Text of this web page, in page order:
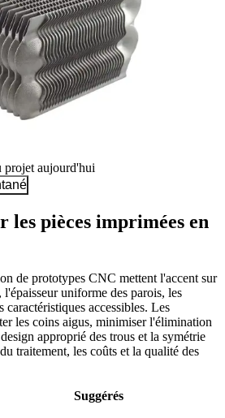
projet aujourd'hui
les pièces imprimées en
de prototypes CNC mettent l'accent sur
uniforme des parois, les
caractéristiques accessibles. Les
les coins aigus, minimiser l'élimination
approprié des trous et la symétrie
traitement, les coûts et la qualité des
Suggérés